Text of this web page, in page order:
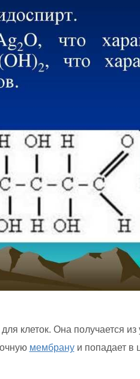
клеток. Она получается
мембрануи попадает в